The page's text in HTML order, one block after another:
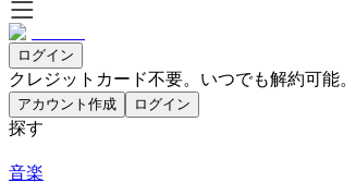
ログイン
クレジットカード不要。いつでも解約可能。
アカウント作成 ログイン
探す
音楽